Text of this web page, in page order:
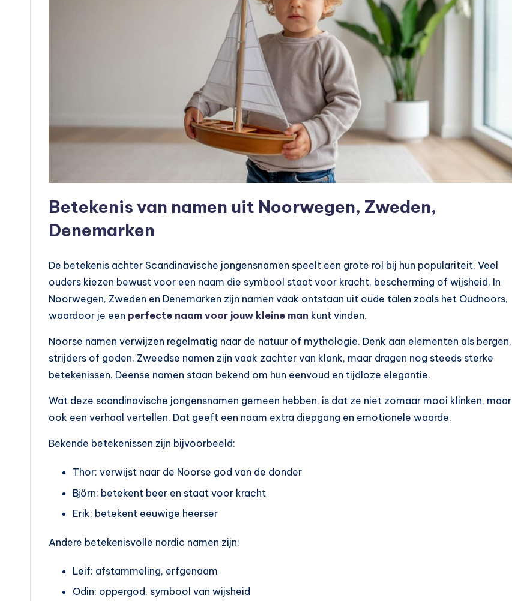
Betekenis van namen uit Noorwegen, Zweden,
Denemarken
De betekenis achter Scandinavische jongensnamen speelt een grote rol bij hun populariteit. Veel
ouders kiezen bewust voor een naam die symbool staat voor kracht, bescherming of wijsheid. In
Noorwegen, Zweden en Denemarken zijn namen vaak ontstaan uit oude talen zoals het Oudnoors,
waardoor je een perfecte naam voor jouw kleine man kunt vinden.
Noorse namen verwijzen regelmatig naar de natuur of mythologie. Denk aan elementen als bergen,
strijders of goden. Zweedse namen zijn vaak zachter van klank, maar dragen nog steeds sterke
betekenissen. Deense namen staan bekend om hun eenvoud en tijdloze elegantie.
Wat deze scandinavische jongensnamen gemeen hebben, is dat ze niet zomaar mooi klinken, maar
ook een verhaal vertellen. Dat geeft een naam extra diepgang en emotionele waarde.
Bekende betekenissen zijn bijvoorbeeld:
Thor: verwijst naar de Noorse god van de donder
Björn: betekent beer en staat voor kracht
Erik: betekent eeuwige heerser
Andere betekenisvolle nordic namen zijn:
Leif: afstammeling, erfgenaam
Odin: oppergod, symbool van wijsheid